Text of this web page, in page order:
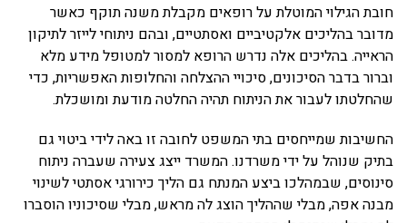
חובת הגילוי המוטלת על רופאים מקבלת משנה תוקף כאשר
מדובר בהליכים אלקטיביים ואסתטיים, ובהם ניתוחי לייזר לתיקון
הראייה. בהליכים אלה נדרש הרופא למסור למטופל מידע מלא
וברור בדבר הסיכונים, סיכויי ההצלחה והחלופות האפשריות, כדי
שהחלטתו לעבור את הניתוח תהיה החלטה מודעת ומושכלת.
החשיבות שמייחסים בתי המשפט לחובה זו באה לידי ביטוי גם
בתיק שנוהל על ידי משרדנו. המשרד ייצג צעירה שעברה ניתוח
סינוסים, שבמהלכו ביצע המנתח גם הליך כירורגי אסתטי לשינוי
מבנה אפה, מבלי שההליך הוצג לה מראש, מבלי שסיכוניו הוסברו